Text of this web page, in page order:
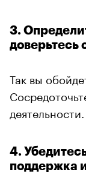
3.
доверьтесь
Так вы
деятельности.
4.
поддержка